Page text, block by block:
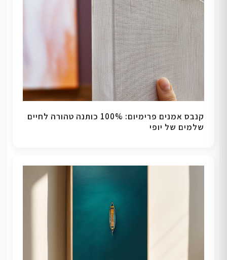
קנבס אמנים פרימיום: 100% כותנה טהורה לחיים
שלמים של יופי